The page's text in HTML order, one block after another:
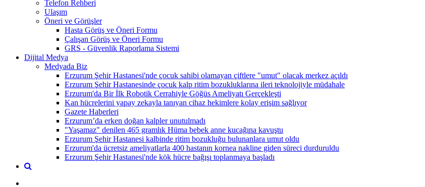
Telefon Rehberi
Ulaşım
Öneri ve Görüşler
Hasta Görüş ve Öneri Formu
Çalışan Görüş ve Öneri Formu
GRS - Güvenlik Raporlama Sistemi
Dijital Medya
Medyada Biz
Erzurum Şehir Hastanesi'nde çocuk sahibi olamayan çiftlere "umut" olacak merkez açıldı
Erzurum Şehir Hastanesinde çocuk kalp ritim bozukluklarına ileri teknolojiyle müdahale
Erzurum'da Bir İlk Robotik Cerrahiyle Göğüs Ameliyatı Gerçekleşti
Kan hücrelerini yapay zekayla tanıyan cihaz hekimlere kolay erişim sağlıyor
Gazete Haberleri
Erzurum’da erken doğan kalpler unutulmadı
"Yaşamaz" denilen 465 gramlık Hüma bebek anne kucağına kavuştu
Erzurum Şehir Hastanesi kalbinde ritim bozukluğu bulunanlara umut oldu
Erzurum'da ücretsiz ameliyatlarla 400 hastanın kornea nakline giden süreci durduruldu
Erzurum Şehir Hastanesi'nde kök hücre bağışı toplanmaya başladı